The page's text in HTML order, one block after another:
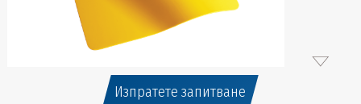
Изпратете запитване